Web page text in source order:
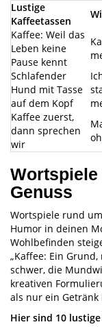
Lustige
Kaffeetassen
Kaffee: Weil das
Leben keine
Pause kennt
Schlafender
Hund mit Tasse
auf dem Kopf
Kaffee zuerst,
dann sprechen
wir
Wortspiele
Genuss
Wortspiele rund
Humor in deinen
Wohlbefinden
„Kaffee: Ein
schwer, die
kreativen
als nur ein Getränk
Hier sind 10